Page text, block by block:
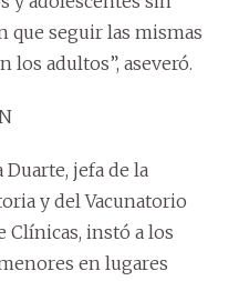
que seguir las mismas
los adultos”, aseveró.
Duarte, jefa de la
y del Vacunatorio
Clínicas, instó a los
en lugares